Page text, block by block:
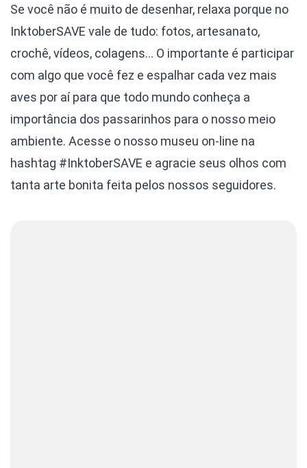
Se você não é muito de desenhar, relaxa porque no
InktoberSAVE vale de tudo: fotos, artesanato,
crochê, vídeos, colagens… O importante é participar
com algo que você fez e espalhar cada vez mais
aves por aí para que todo mundo conheça a
importância dos passarinhos para o nosso meio
ambiente. Acesse o nosso museu on-line na
hashtag #InktoberSAVE e agracie seus olhos com
tanta arte bonita feita pelos nossos seguidores.